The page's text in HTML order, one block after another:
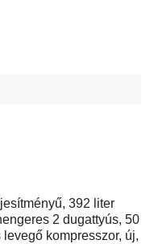
392 liter
2 dugattyús, 50
kompresszor, új,